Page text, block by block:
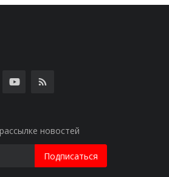
новостей
Подписаться